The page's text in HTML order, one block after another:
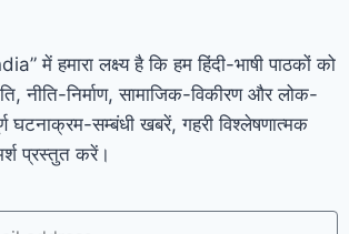
में हमारा लक्ष्य है कि हम हिंदी-भाषी पाठकों को
नीति-निर्माण, सामाजिक-विकीरण और लोक-
घटनाक्रम-सम्बंधी खबरें, गहरी विश्लेषणात्मक
प्रस्तुत करें।